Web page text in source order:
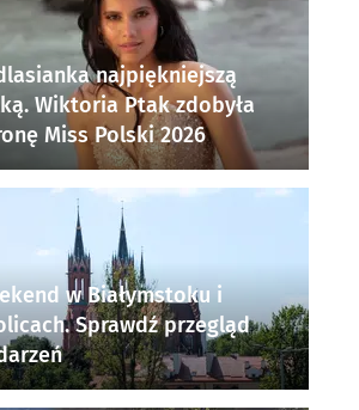
najpiękniejszą
Wiktoria Ptak zdobyła
Miss Polski 2026
w Białymstoku i
Sprawdź przegląd